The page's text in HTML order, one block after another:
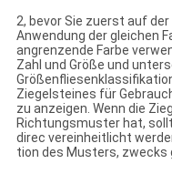
2, bevor Sie zuerst auf
Anwendung der gleichen
angrenzende Farbe
Zahl und Größe und
Ziegelsteines für
zu anzeigen. Wenn die
Richtungsmuster hat,
direc vereinheitlicht
tion des Musters, zwecks